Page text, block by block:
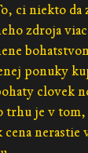
ci niekto da
zdroja
ponuky
clovek
trhu je v tom,
cena nerastie